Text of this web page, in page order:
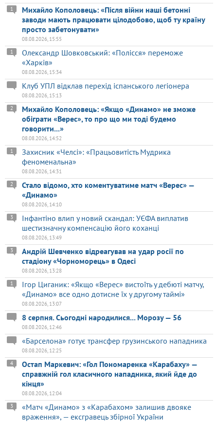
Михайло Кополовець: «Після війни наші бетонні
заводи мають працювати цілодобово, щоб ту країну
просто забетонувати»
1
08.08.2026, 15:55
Олександр Шовковський: «Полісся» переможе
«Харків»
1
08.08.2026, 15:34
Клуб УПЛ відклав перехід іспанського легіонера
08.08.2026, 15:13
Михайло Кополовець: «Якщо «Динамо» не зможе
обіграти «Верес», то про що ми тоді будемо
говорити...»
2
08.08.2026, 14:52
Захисник «Челсі»: «Працьовитість Мудрика
феноменальна»
1
08.08.2026, 14:31
Стало відомо, хто коментуватиме матч «Верес» —
«Динамо»
2
08.08.2026, 14:10
Інфантіно влип у новий скандал: УЄФА виплатив
шестизначну компенсацію його коханці
3
08.08.2026, 13:49
Андрій Шевченко відреагував на удар росії по
стадіону «Чорноморець» в Одесі
3
08.08.2026, 13:28
Ігор Циганик: «Якщо «Верес» вистоїть у дебюті матчу,
«Динамо» все одно дотисне їх у другому таймі»
1
08.08.2026, 13:07
8 серпня. Сьогодні народилися... Морозу — 56
08.08.2026, 12:46
«Барселона» готує трансфер грузинського нападника
08.08.2026, 12:25
Остап Маркевич: «Гол Пономаренка «Карабаху» —
справжній гол класичного нападника, який йде до
кінця»
4
08.08.2026, 12:04
«Матч «Динамо» з «Карабахом» залишив двояке
враження», — ексгравець збірної України
3